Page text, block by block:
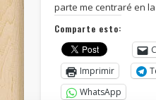
parte me centraré en
Comparte esto:
Imprimir
WhatsApp